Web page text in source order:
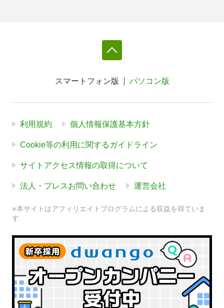
スマートフォン版 パソコン版
利用規約 個人情報保護基本方針
Cookie等の利用に関するガイドライン
サイトアクセス情報の取得について
法人・プレスお問い合わせ 運営会社
※本サイトはアフィリエイトプログラムによる収益を得ていま
す